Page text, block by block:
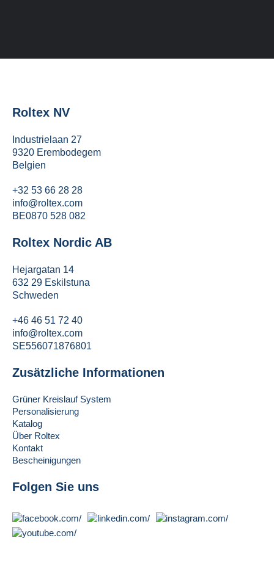
Roltex NV
Industrielaan 27
9320 Erembodegem
Belgien
+32 53 66 28 28
info@roltex.com
BE0870 528 082
Roltex Nordic AB
Hejargatan 14
632 29 Eskilstuna
Schweden
+46 46 51 72 40
info@roltex.com
SE556071876801
Zusätzliche Informationen
Grüner Kreislauf System
Personalisierung
Katalog
Über Roltex
Kontakt
Bescheinigungen
Folgen Sie uns